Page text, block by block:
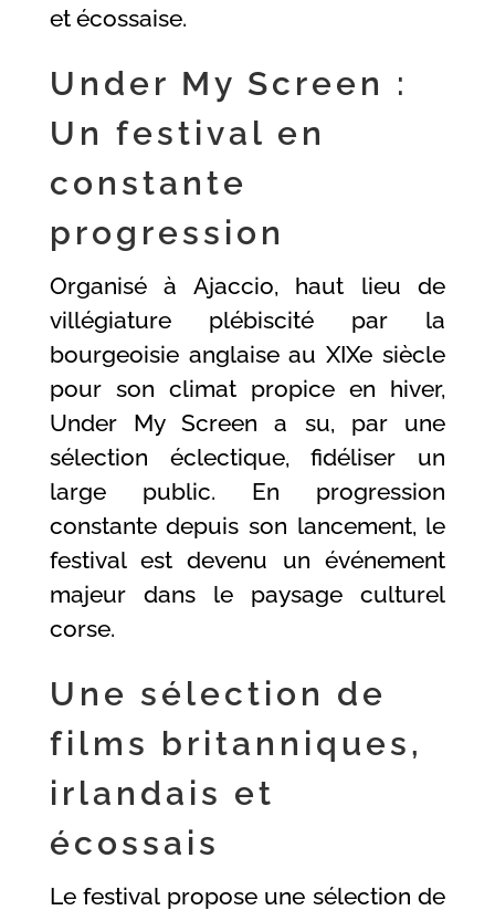
et écossaise.
Under My Screen :
Un festival en
constante
progression
Organisé à Ajaccio, haut lieu de
villégiature plébiscité par la
bourgeoisie anglaise au XIXe siècle
pour son climat propice en hiver,
Under My Screen a su, par une
sélection éclectique, fidéliser un
large public. En progression
constante depuis son lancement, le
festival est devenu un événement
majeur dans le paysage culturel
corse.
Une sélection de
films britanniques,
irlandais et
écossais
Le festival propose une sélection de